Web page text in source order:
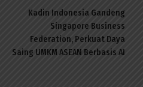
Kadin Indonesia Gandeng
Singapore Business
Federation, Perkuat Daya
Saing UMKM ASEAN Berbasis AI